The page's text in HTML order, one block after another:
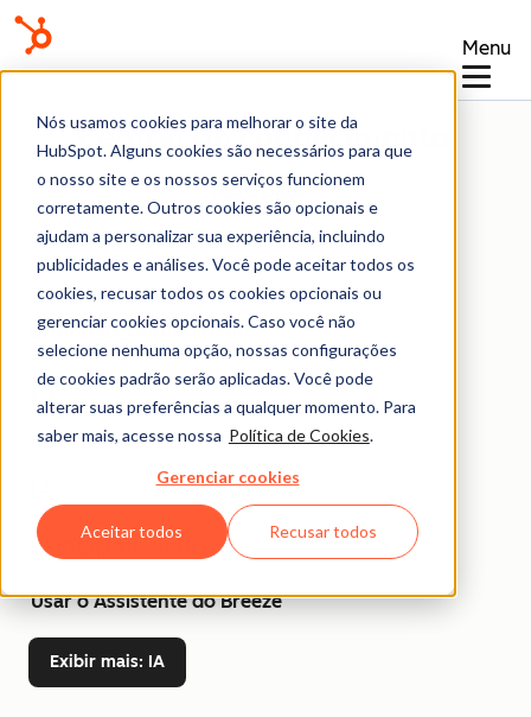
Nós usamos cookies para melhorar o site da
HubSpot. Alguns cookies são necessários para que
o nosso site e os nossos serviços funcionem
corretamente. Outros cookies são opcionais e
ajudam a personalizar sua experiência, incluindo
publicidades e análises. Você pode aceitar todos os
cookies, recusar todos os cookies opcionais ou
gerenciar cookies opcionais. Caso você não
selecione nenhuma opção, nossas configurações
de cookies padrão serão aplicadas. Você pode
alterar suas preferências a qualquer momento. Para
saber mais, acesse nossa Política de Cookies.
Gerenciar cookies
Aceitar todos Recusar todos
Menu
Central de conhecimento
Central de conhecimento
IA
Principais artigos
Usar o Assistente do Breeze
Exibir mais: IA